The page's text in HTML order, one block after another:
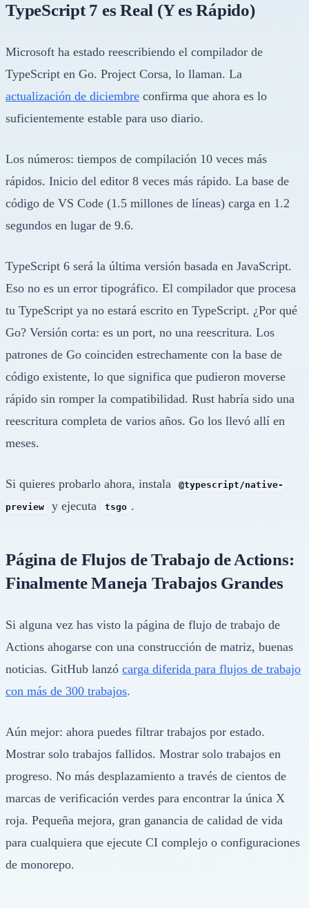
TypeScript 7 es Real (Y es Rápido)
Microsoft ha estado reescribiendo el compilador de
TypeScript en Go. Project Corsa, lo llaman. La
actualización de diciembre confirma que ahora es lo
suficientemente estable para uso diario.
Los números: tiempos de compilación 10 veces más
rápidos. Inicio del editor 8 veces más rápido. La base de
código de VS Code (1.5 millones de líneas) carga en 1.2
segundos en lugar de 9.6.
TypeScript 6 será la última versión basada en JavaScript.
Eso no es un error tipográfico. El compilador que procesa
tu TypeScript ya no estará escrito en TypeScript. ¿Por qué
Go? Versión corta: es un port, no una reescritura. Los
patrones de Go coinciden estrechamente con la base de
código existente, lo que significa que pudieron moverse
rápido sin romper la compatibilidad. Rust habría sido una
reescritura completa de varios años. Go los llevó allí en
meses.
Si quieres probarlo ahora, instala @typescript/native-
preview y ejecuta tsgo .
Página de Flujos de Trabajo de Actions:
Finalmente Maneja Trabajos Grandes
Si alguna vez has visto la página de flujo de trabajo de
Actions ahogarse con una construcción de matriz, buenas
noticias. GitHub lanzó carga diferida para flujos de trabajo
con más de 300 trabajos.
Aún mejor: ahora puedes filtrar trabajos por estado.
Mostrar solo trabajos fallidos. Mostrar solo trabajos en
progreso. No más desplazamiento a través de cientos de
marcas de verificación verdes para encontrar la única X
roja. Pequeña mejora, gran ganancia de calidad de vida
para cualquiera que ejecute CI complejo o configuraciones
de monorepo.